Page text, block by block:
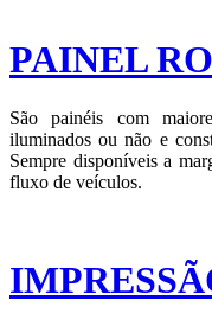
PAINEL
São painéis com
iluminados ou não e
Sempre disponíveis a
fluxo de veículos.